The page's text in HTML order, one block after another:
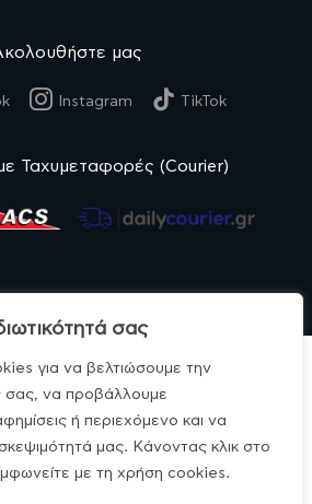
σας
για να βελτιώσουμε την
σας, να προβάλλουμε
ή περιεχόμενο και να
μας. Κάνοντας κλικ στο
με τη χρήση cookies.
μας
Instagram TikTok
Ταχυμεταφορές (Courier)
2020-2026.